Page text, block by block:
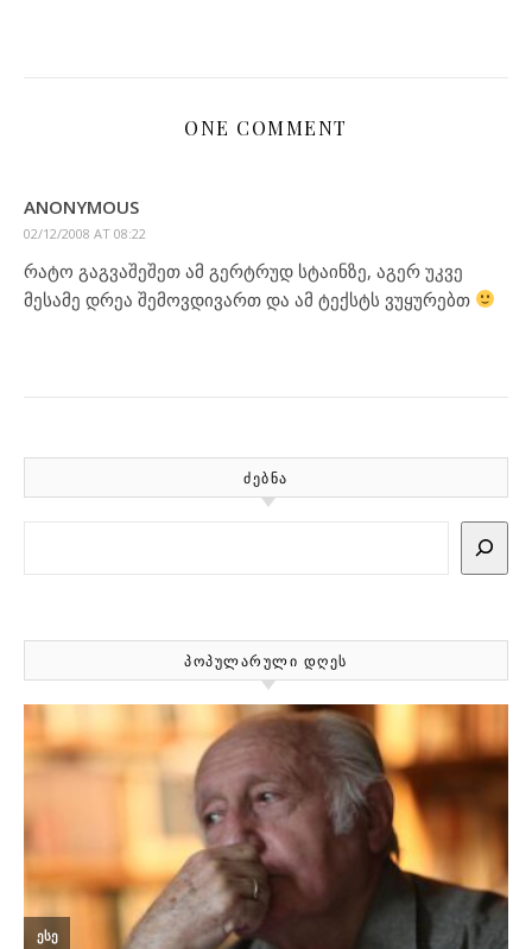
ONE COMMENT
ANONYMOUS
02/12/2008 AT 08:22
რატო გაგვაშეშეთ ამ გერტრუდ სტაინზე, აგერ უკვე
მესამე დრეა შემოვდივართ და ამ ტექსტს ვუყურებთ
ᲫᲔᲑᲜᲐ
ᲞᲝᲞᲣᲚᲐᲠᲣᲚᲘ ᲓᲦᲔᲡ